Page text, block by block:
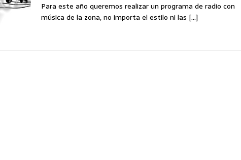
Para este año queremos realizar un programa de radio con
música de la zona, no importa el estilo ni las […]